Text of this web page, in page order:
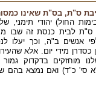
ס"ת, בס"ת שאינו
החול) יהודי תימני,
ס"ת לבית כנסת זה שבו
אנשים ב"ה, וכך יעלו
כסדרן מידי יום. אלא
מוחזקים בדקדוק
סי' כ"ד) ואם נמצא בהם